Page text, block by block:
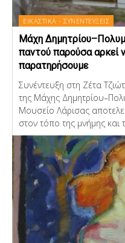
ΕΙΚΑΣΤΙΚΑ - ΣΥΝΕΝΤΕΥΞΕΙΣ
Μάχη
παντού παρούσα αρκεί
παρατηρήσουμε
Συνέντευξη στη Ζέτα Τζιώτη Η ατομική εικαστική
της Μάχης
Μουσείο Λάρισας
στον τόπο της μνήμης και